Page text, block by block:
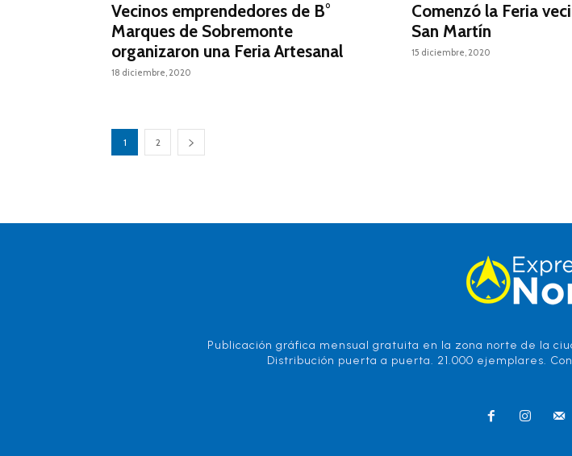
Vecinos emprendedores de B°
Marques de Sobremonte
organizaron una Feria Artesanal
18 diciembre, 2020
Comenzó la Feria
San Martín
15 diciembre, 2020
1 2
Publicación gráfica mensual gratuita en la zona norte de la
Distribución puerta a puerta. 21.000 ejemplares.